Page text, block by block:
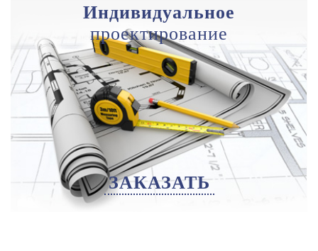
Индивидуальное
проектирование
ЗАКАЗАТЬ